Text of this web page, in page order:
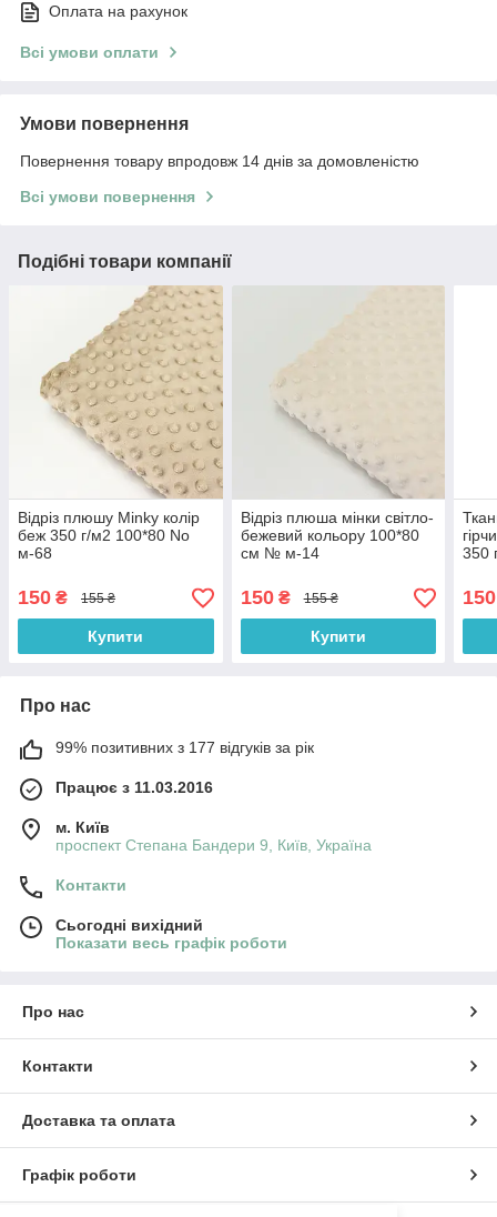
Оплата на рахунок
Всі умови оплати
Умови повернення
Повернення товару впродовж 14 днів за домовленістю
Всі умови повернення
Подібні товари компанії
Відріз плюшу Minky колір
беж 350 г/м2 100*80 No
м-68
150 ₴ 155 ₴
Купити
Відріз плюша мінки світло-
бежевий кольору 100*80
см № м-14
150₴ 155 ₴
Купити
350
150
Про нас
99% позитивних з 177 відгуків за рік
Працює з 11.03.2016
м. Київ
проспект Степана Бандери 9, Київ, Україна
Контакти
Сьогодні вихідний
Показати весь графік роботи
Про нас
Контакти
Доставка та оплата
Графік роботи